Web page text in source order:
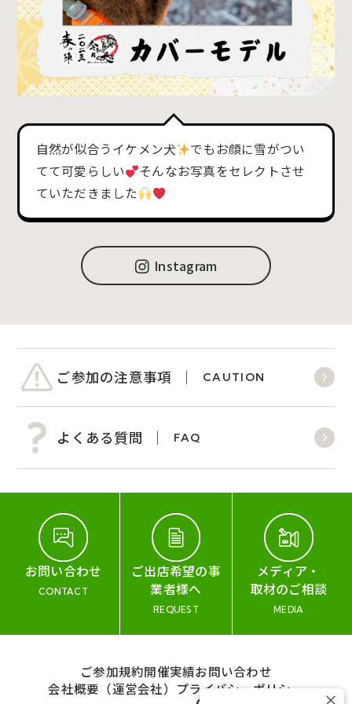
自然が似合うイケメン犬
でもお顔に雪がつい
てて可愛らしい
そんなお写真をセレクトさせ
ていただきました
Instagram
ご参加の注意事項 CAUTION
よくある質問 FAQ
お問い合わせ
CONTACT
ご出店希望の事
業者様へ
REQUEST
メディア・
取材のご相談
MEDIA
ご参加規約開催実績お問い合わせ
会社概要（運営会社） プライバシーポリシー
×